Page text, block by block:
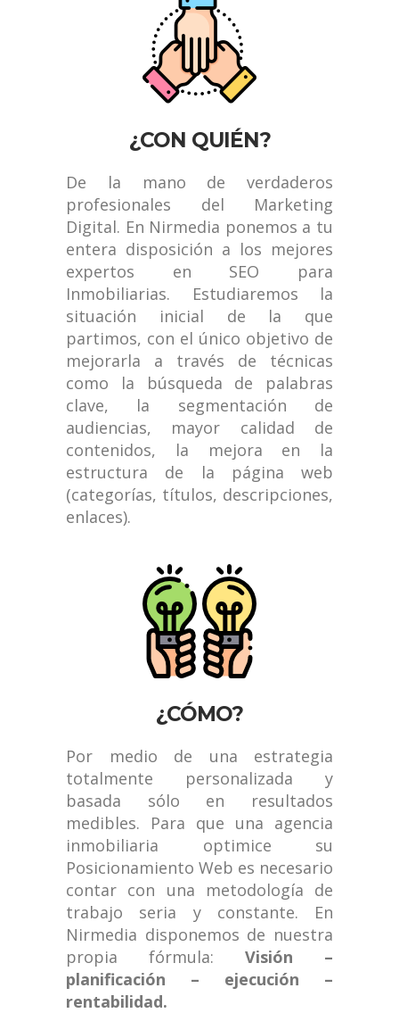
¿CON QUIÉN?
De la mano de verdaderos
profesionales del Marketing
Digital. En Nirmedia ponemos a tu
entera disposición a los mejores
expertos en SEO para
Inmobiliarias. Estudiaremos la
situación inicial de la que
partimos, con el único objetivo de
mejorarla a través de técnicas
como la búsqueda de palabras
clave, la segmentación de
audiencias, mayor calidad de
contenidos, la mejora en la
estructura de la página web
(categorías, títulos, descripciones,
enlaces).
¿CÓMO?
Por medio de una estrategia
totalmente personalizada y
basada sólo en resultados
medibles. Para que una agencia
inmobiliaria optimice su
Posicionamiento Web es necesario
contar con una metodología de
trabajo seria y constante. En
Nirmedia disponemos de nuestra
propia fórmula: Visión –
planificación – ejecución –
rentabilidad.